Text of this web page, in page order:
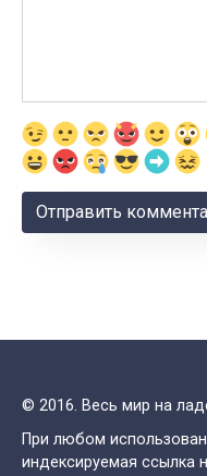
© 2016. Весь мир на
При любом
индексируемая ссылка